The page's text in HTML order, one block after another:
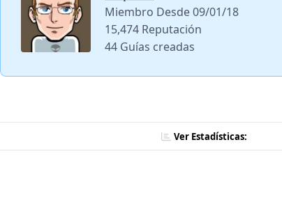
Miembro Desde 09/01/18
15,474 Reputación
44 Guías creadas
Ver Estadísticas: